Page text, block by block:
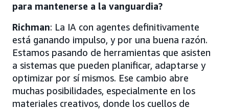
para mantenerse a la vanguardia?
Richman: La IA con agentes definitivamente
está ganando impulso, y por una buena razón.
Estamos pasando de herramientas que asisten
a sistemas que pueden planificar, adaptarse y
optimizar por sí mismos. Ese cambio abre
muchas posibilidades, especialmente en los
materiales creativos, donde los cuellos de